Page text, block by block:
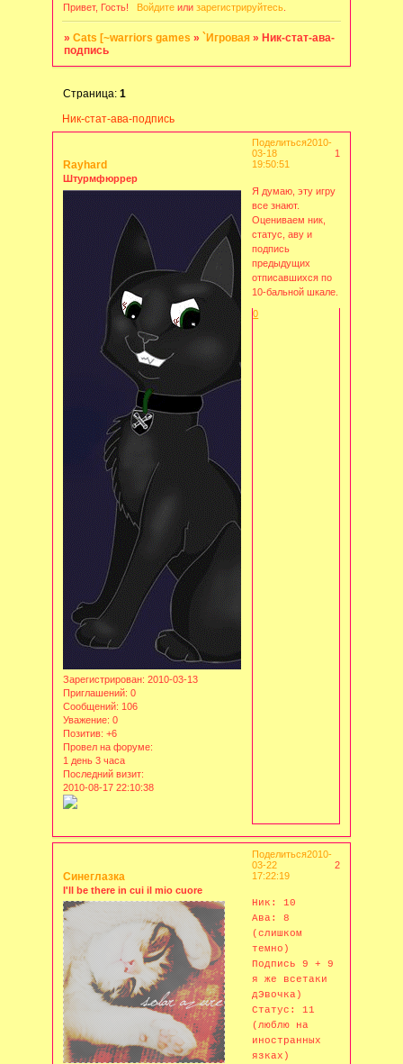
Привет, Гость! Войдитеили зарегистрируйтесь.
»Cats [~warriors games » `Игровая » Ник-стат-ава-
подпись
Ник-стат-ава-подпись
Страница:1
Поделиться
1
2010-
03-18
19:50:51
Rayhard
Штурмфюррер
Зарегистрирован: 2010-03-13
Приглашений: 0
Сообщений: 106
Уважение: 0
Позитив: +6
Провел на форуме:
1 день 3 часа
Последний визит:
2010-08-17 22:10:38
Я думаю, эту игру
все знают.
Оцениваем ник,
статус, аву и
подпись
предыдущих
отписавшихся по
10-бальной шкале.
0
Поделиться
2
2010-
03-22
17:22:19
Синеглазка
I'll be there in cui il mio cuore
Ник: 10
Ава: 8
(слишком
темно)
Подпись 9 + 9
я же всетаки
дЭвочка)
Статус: 11
(люблю на
иностранных
язках)